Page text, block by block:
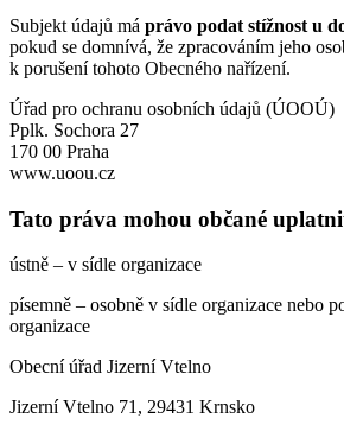
Subjekt údajů má právo podat stížnost u
pokud se domnívá, že zpracováním jeho
k porušení tohoto Obecného nařízení.
Úřad pro ochranu osobních údajů (ÚOOÚ)
Pplk. Sochora 27
170 00 Praha
www.uoou.cz
Tato práva mohou občané
ústně – v sídle organizace
písemně – osobně v sídle organizace nebo
organizace
Obecní úřad Jizerní Vtelno
Jizerní Vtelno 71, 29431 Krnsko